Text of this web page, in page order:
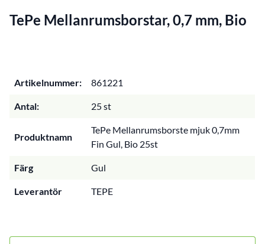
TePe Mellanrumsborstar, 0,7 mm, Bio
Artikelnummer: 861221
Antal: 25 st
Produktnamn
TePe Mellanrumsborste mjuk 0,7mm
Fin Gul, Bio 25st
Färg Gul
Leverantör TEPE